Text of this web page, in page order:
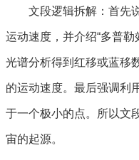
文段逻辑拆解：首先说
运动速度，并介绍“多普
光谱分析得到红移或蓝移
的运动速度。最后强调利
于一个极小的点。所以文
宙的起源。